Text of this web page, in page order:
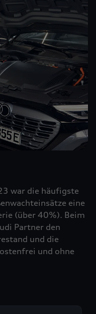
war die häufigste
eine
(über 40%). Beim
Partner den
und die
und ohne